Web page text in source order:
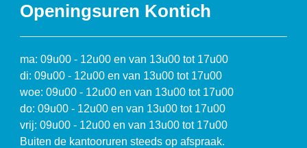
Openingsuren Kontich
ma: 09u00 - 12u00 en van 13u00 tot 17u00
di: 09u00 - 12u00 en van 13u00 tot 17u00
woe: 09u00 - 12u00 en van 13u00 tot 17u00
do: 09u00 - 12u00 en van 13u00 tot 17u00
vrij: 09u00 - 12u00 en van 13u00 tot 17u00
Buiten de kantooruren steeds op afspraak.